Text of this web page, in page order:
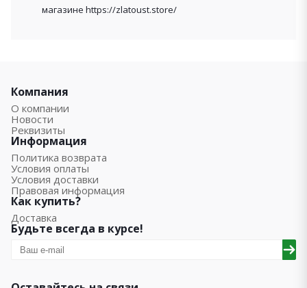
магазине https://zlatoust.store/
Компания
О компании
Новости
Реквизиты
Информация
Политика возврата
Условия оплаты
Условия доставки
Правовая информация
Как купить?
Доставка
Будьте всегда в курсе!